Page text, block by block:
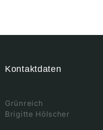
Kontaktdaten
Grünreich
Brigitte Hölscher